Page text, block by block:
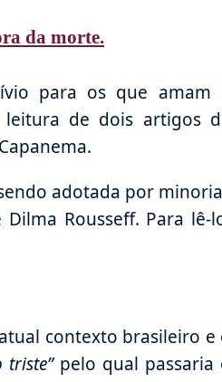
da morte.
para os que amam
leitura de dois artigos
adotada por
Rousseff. Para lê-
contexto brasileiro e
triste”pelo qual passaria